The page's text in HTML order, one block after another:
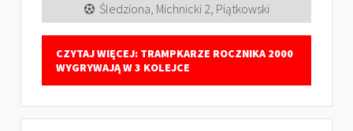
Śledziona, Michnicki 2, Piątkowski
CZYTAJ WIĘCEJ: TRAMPKARZE ROCZNIKA 2000
WYGRYWAJĄ W 3 KOLEJCE